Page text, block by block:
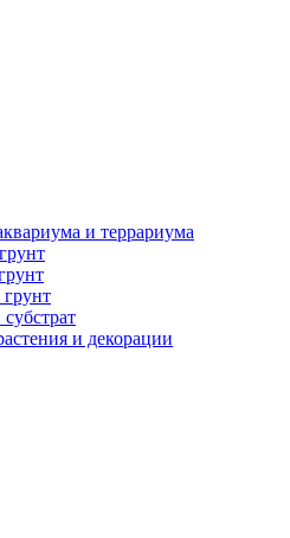
и террариума
и декорации